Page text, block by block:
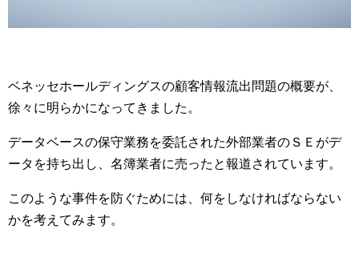
ベネッセホールディングスの顧客情報流出問題の概要が、
徐々に明らかになってきました。
データベースの保守業務を委託された外部業者のＳＥがデ
ータを持ち出し、名簿業者に売ったと報道されています。
このような事件を防ぐためには、何をしなければならない
かを考えてみます。